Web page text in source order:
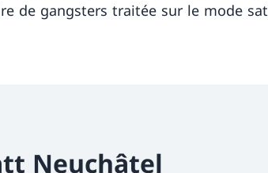
de gangsters traitée sur le mode
Neuchâtel